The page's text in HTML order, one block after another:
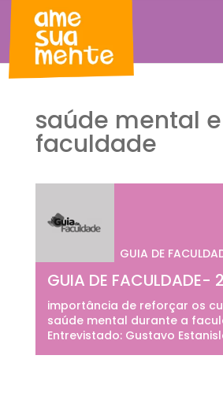
saúde mental e
faculdade
GUIA DE FACULDADE-
GUIA DE
importância de reforçar os
saúde mental durante a
Entrevistado: Gustavo